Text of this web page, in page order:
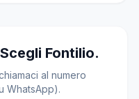
Fontilio.
al numero
WhatsApp).